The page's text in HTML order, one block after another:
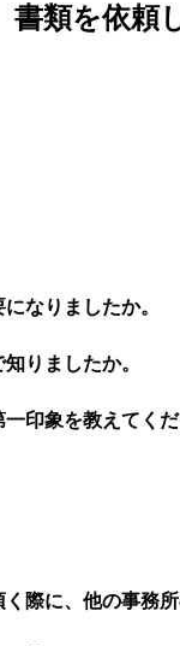
類を依頼
なりましたか。
りましたか。
印象を教えてくだ
際に、他の事務